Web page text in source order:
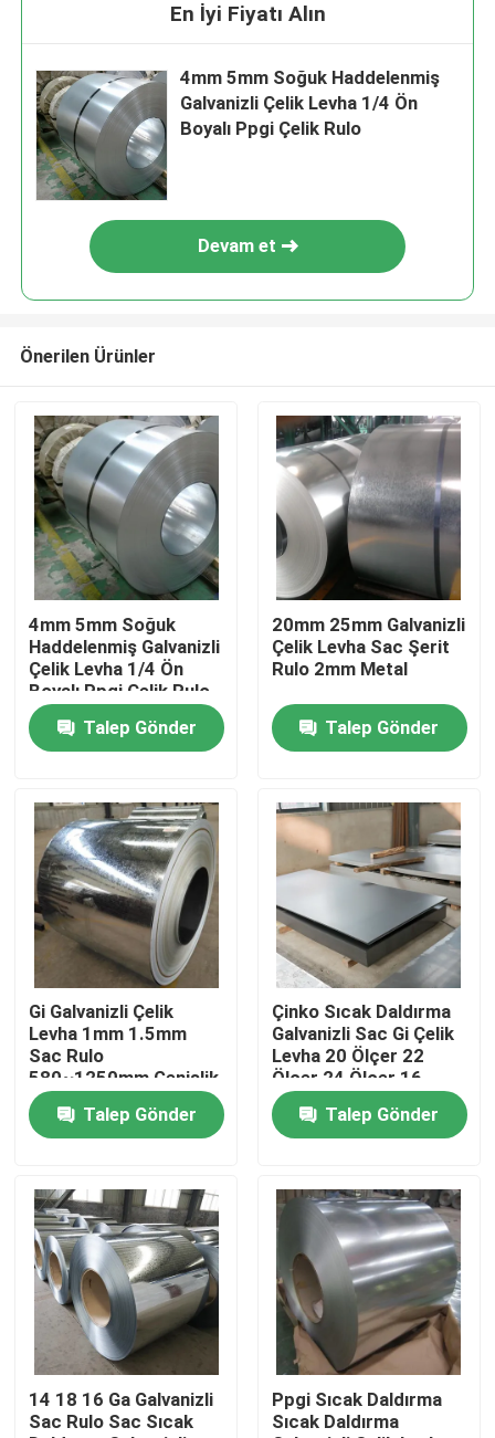
Ürün:% s
Hakkımızda
Fabrika turu
Kalite kontrol
Haberler
Bir teklif isteği
Paslanmaz çelik yuvarlak boru
Paslanmaz Çelik Levha Sac
En İyi Fiyatı Alın
4mm 5mm Soğuk Haddelenmiş
Galvanizli Çelik Levha 1/4 Ön
Boyalı Ppgi Çelik Rulo
Devam et
Önerilen Ürünler
4mm 5mm Soğuk
Haddelenmiş Galvanizli
Çelik Levha 1/4 Ön
Boyalı Ppgi Çelik Rulo
Talep Gönder
20mm 25mm Galvanizli
Çelik Levha Sac Şerit
Rulo 2mm Metal
Talep Gönder
Gi Galvanizli Çelik
Levha 1mm 1.5mm
Sac Rulo
580~1250mm Genişlik
Talep Gönder
Çinko Sıcak Daldırma
Galvanizli Sac Gi Çelik
Levha 20 Ölçer 22
Ölçer 24 Ölçer 16
Ölçer
Talep Gönder
14 18 16 Ga Galvanizli
Sac Rulo Sac Sıcak
Ppgi Sıcak Daldırma
Sıcak Daldırma